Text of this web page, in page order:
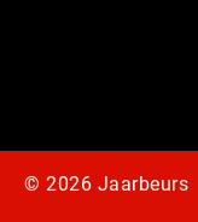
© 2026 Jaarbeurs